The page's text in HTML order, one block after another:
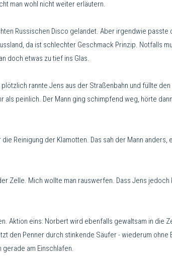
man wohl nicht weiter erläutern.
Russischen Disco gelandet. Aber irgendwie passte
da ist schlechter Geschmack Prinzip. Notfalls
doch etwas zu tief ins Glas.
rannte Jens aus der Straßenbahn und füllte
peinlich. Der Mann ging schimpfend weg, hörte
Reinigung der Klamotten. Das sah der Mann anders,
Zelle. Mich wollte man rauswerfen. Dass Jens
Aktion eins: Norbert wird ebenfalls gewaltsam in die
den Penner durch stinkende Säufer - wiederum ohne
gerade am Einschlafen.